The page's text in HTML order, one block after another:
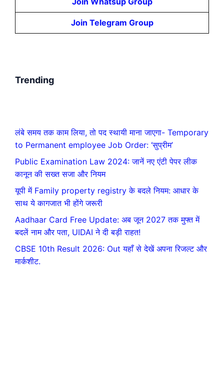
Join Telegram Group
Trending
लंबे समय तक काम लिया, तो पद स्थायी माना जाएगा- Temporary
to Permanent employee Job Order: ‘सुप्रीम’
Public Examination Law 2024: जानें नए एंटी पेपर लीक
कानून की सख्त सजा और नियम
यूपी में Family property registry के बदले नियम: आधार के
साथ ये कागजात भी होंगे जरूरी
Aadhaar Card Free Update: अब जून 2027 तक मुफ्त में
बदलें नाम और पता, UIDAI ने दी बड़ी राहत!
CBSE 10th Result 2026: Out यहाँ से देखें अपना रिजल्ट और
मार्कशीट.